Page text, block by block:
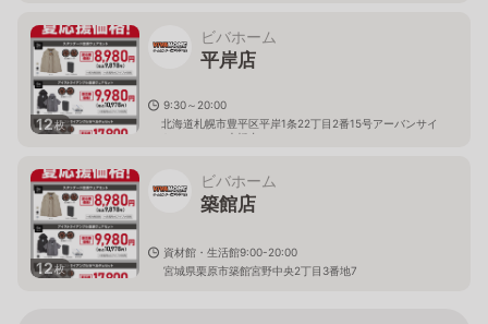
12枚
ビバホーム
平岸店
9:30～20:00
北海道札幌市豊平区平岸1条22丁目2番15号アーバンサイ
トミュンヘン大橋内
12枚
ビバホーム
築館店
資材館・生活館9:00-20:00
宮城県栗原市築館宮野中央2丁目3番地7